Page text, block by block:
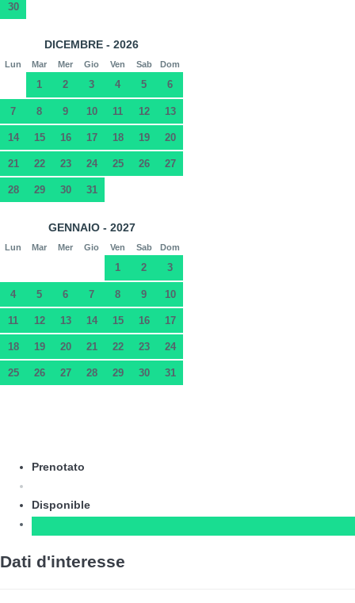
30
DICEMBRE - 2026
Lun Mar Mer Gio Ven Sab Dom
1 2 3 4 5 6
7 8 9 10 11 12 13
14 15 16 17 18 19 20
21 22 23 24 25 26 27
28 29 30 31
GENNAIO - 2027
Lun Mar Mer Gio Ven Sab Dom
1 2 3
4 5 6 7 8 9 10
11 12 13 14 15 16 17
18 19 20 21 22 23 24
25 26 27 28 29 30 31
Prenotato
Disponible
Dati d'interesse